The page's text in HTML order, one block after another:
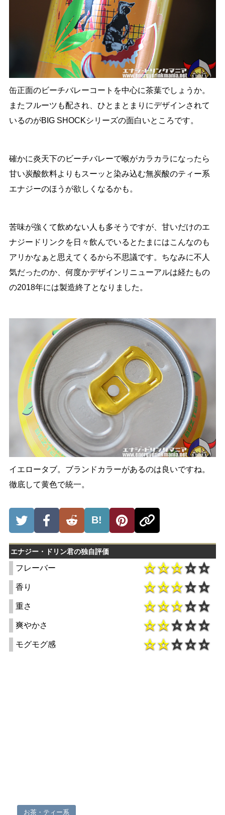
缶正面のビーチバレーコートを中心に茶葉でしょうか。
またフルーツも配され、ひとまとまりにデザインされて
いるのがBIG SHOCKシリーズの面白いところです。
確かに炎天下のビーチバレーで喉がカラカラになったら
甘い炭酸飲料よりもスーッと染み込む無炭酸のティー系
エナジーのほうが欲しくなるかも。
苦味が強くて飲めない人も多そうですが、甘いだけのエ
ナジードリンクを日々飲んでいるとたまにはこんなのも
アリかなぁと思えてくるから不思議です。ちなみに不人
気だったのか、何度かデザインリニューアルは経たもの
の2018年には製造終了となりました。
イエロータブ。ブランドカラーがあるのは良いですね。
徹底して黄色で統一。
B!
エナジー・ドリン君の独自評価
フレーバー
香り
重さ
爽やかさ
モグモグ感
お茶・ティー系